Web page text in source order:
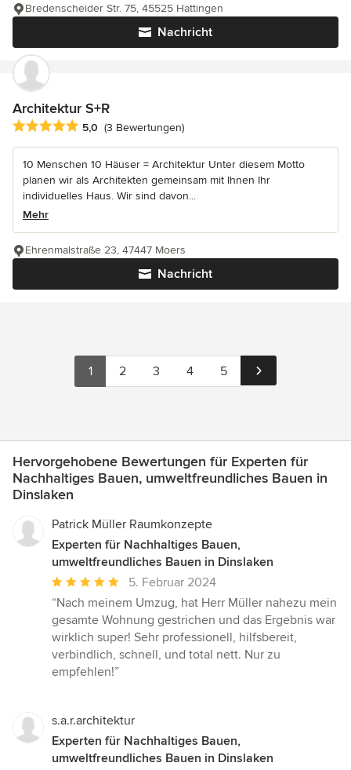
Nachricht
Bredenscheider Str. 75, 45525 Hattingen
Architektur S+R
Durchschnittliche Bewertung: 5 von 5 Sternen
5,0 (3 Bewertungen)
10 Menschen 10 Häuser = Architektur Unter diesem Motto
planen wir als Architekten gemeinsam mit Ihnen Ihr
individuelles Haus. Wir sind davon...
Mehr
Nachricht
Ehrenmalstraße 23, 47447 Moers
1 2 3 4 5
Hervorgehobene Bewertungen für Experten für
Nachhaltiges Bauen, umweltfreundliches Bauen in
Dinslaken
Patrick Müller Raumkonzepte
Experten für Nachhaltiges Bauen,
umweltfreundliches Bauen in Dinslaken
Durchschnittliche
Bewertung:
5
von
5
Sternen
5. Februar 2024
“Nach meinem Umzug, hat Herr Müller nahezu mein
gesamte Wohnung gestrichen und das Ergebnis war
wirklich super! Sehr professionell, hilfsbereit,
verbindlich, schnell, und total nett. Nur zu
empfehlen!”
s.a.r.architektur
Experten für Nachhaltiges Bauen,
umweltfreundliches Bauen in Dinslaken